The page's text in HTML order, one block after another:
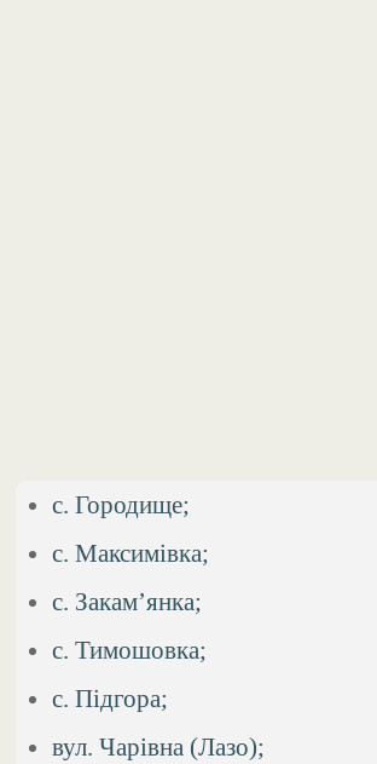
с. Городище;
с. Максимівка;
с. Закам’янка;
с. Тимошовка;
с. Підгора;
вул. Чарівна (Лазо);